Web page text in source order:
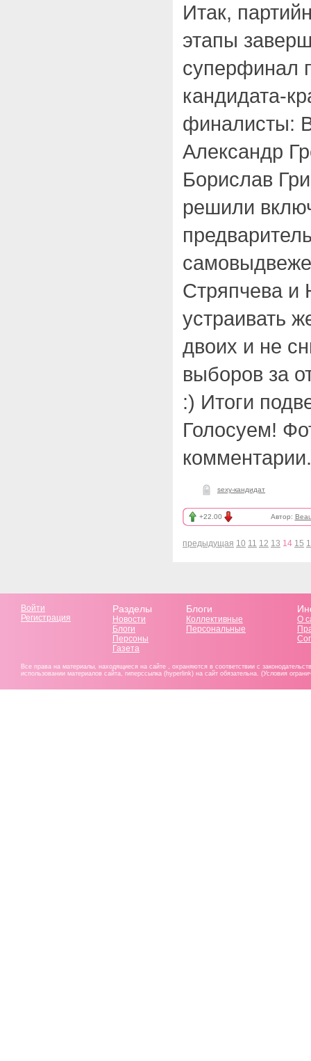
Итак,
этапы
суперфинал
кандидата-
финалисты:
Александр
Борислав
решили
Стряпчева и
устраивать
двоих и не
выборов за
:) Итоги
Голосуем!
sexy-кандидат
+22.00 Автор:
предыдущая 10 11 12 13 14 15
Войти
Регистрация
Разделы
Новости
Блоги
Персоны
Газета
Блоги
Коллективные
Персональные
О
Все права на материалы, находящиеся на сайте , охраняются в соответствии с
использовании материалов сайта, гиперссылка (hyperlink) на сайт обязательна. (Условия